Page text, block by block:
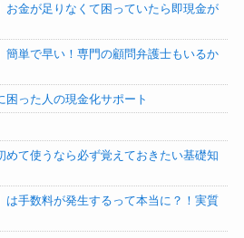
お金が足りなくて困っていたら即現金が
簡単で早い！専門の顧問弁護士もいるか
困った人の現金化サポート
めて使うなら必ず覚えておきたい基礎知
は手数料が発生するって本当に？！実質